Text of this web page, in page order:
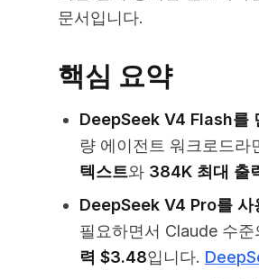
문서입니다.
핵심 요약
DeepSeek V4 Flash를
량 에이전트 워크로드라
텍스트와 384K 최대 출
DeepSeek V4 Pro를 사
필요하면서 Claude 수
력 $3.48입니다.